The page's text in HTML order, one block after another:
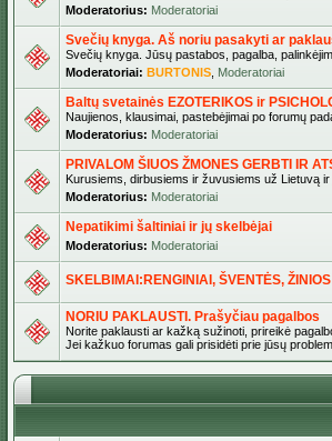
Moderatorius: Moderatoriai
Svečių knyga. Aš noriu pasakyti ar
Svečių knyga. Jūsų pastabos, pagalba,
Moderatoriai: BURTONIS Moderatoriai
Baltų svetainės EZOTERIKOS ir
Naujienos, klausimai, pastebėjimai po forumų
Moderatorius: Moderatoriai
PRIVALOM ŠIUOS ŽMONES GERBTI IR
Kurusiems, dirbusiems ir žuvusiems už Lietuvą ir
Moderatorius: Moderatoriai
Nepatikimi šaltiniai ir jų skelbėjai
Moderatorius: Moderatoriai
SKELBIMAI:RENGINIAI, ŠVENTĖS, ŽINIOS
NORIU PAKLAUSTI. Prašyčiau pagalbos
Norite paklausti ar kažką sužinoti, prireikė
Jei kažkuo forumas gali prisidėti prie jūsų